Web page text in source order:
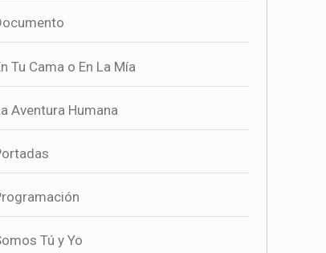
Tu Cama o En La Mía
Aventura Humana
Tú y Yo